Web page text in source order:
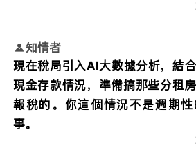
知情者
現在稅局引入AI大數據分析，結
現金存款情況，準備搞那些分租
報稅的。你這個情況不是週期
事。